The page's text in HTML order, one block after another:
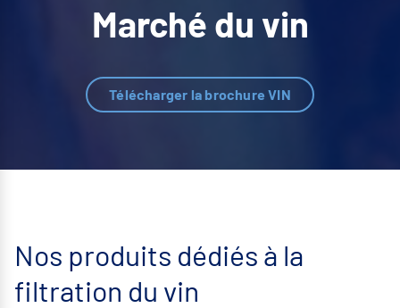
Marché du vin
Télécharger la brochure VIN
Nos produits dédiés à la
filtration du vin